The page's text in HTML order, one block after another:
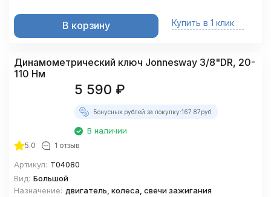
В корзину Купить в 1 клик
Динамометрический ключ Jonnesway 3/8"DR, 20-
110 Нм
5 590 ₽
Бонусных рублей за покупку:167.87руб.
В наличии
5.0 1 отзыв
Артикул: T04080
Вид: Большой
Назначение: двигатель, колеса, свечи зажигания